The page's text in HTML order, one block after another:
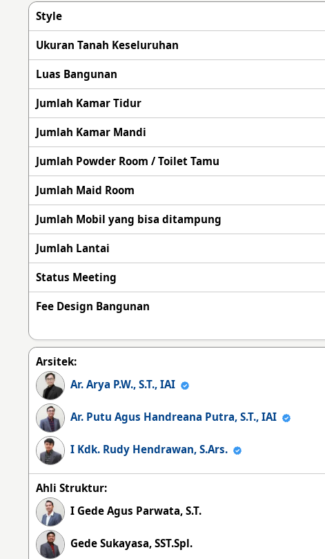
Style
Ukuran Tanah Keseluruhan
Luas Bangunan
Jumlah Kamar Tidur
Jumlah Kamar Mandi
Jumlah Powder Room / Toilet Tamu
Jumlah Maid Room
Jumlah Mobil yang bisa ditampung
Jumlah Lantai
Status Meeting
Fee Design Bangunan
Arsitek:
Ar. Arya P.W., S.T., IAI
Ar. Putu Agus Handreana Putra, S.T., IAI
I Kdk. Rudy Hendrawan, S.Ars.
Ahli Struktur:
I Gede Agus Parwata, S.T.
Gede Sukayasa, SST.Spl.